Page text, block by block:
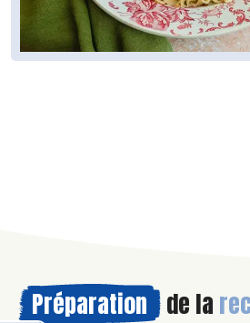
Préparation de la